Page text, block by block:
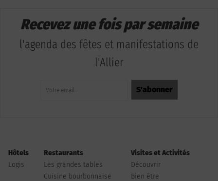
Recevez une fois par semaine
l'agenda des fêtes et manifestations de
l'Allier
Hôtels
Logis
Restaurants
Les grandes tables
Cuisine bourbonnaise
Visites et Activités
Découvrir
Bien être